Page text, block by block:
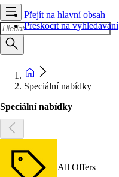
Přejít na hlavní obsah
Přeskočit na vyhledávání
Speciální nabídky
Speciální nabídky
All Offers